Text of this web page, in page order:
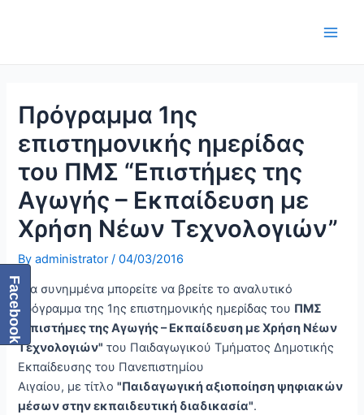
Πρόγραμμα 1ης
επιστημονικής ημερίδας
του ΠΜΣ “Επιστήμες της
Αγωγής – Εκπαίδευση με
Χρήση Νέων Τεχνολογιών”
Byadministrator/04/03/2016
Στα συνημμένα μπορείτε να βρείτε το αναλυτικό
πρόγραμμα της 1ης επιστημονικής ημερίδας του ΠΜΣ
"Επιστήμες της Αγωγής – Εκπαίδευση με Χρήση Νέων
Τεχνολογιών" του Παιδαγωγικού Τμήματος Δημοτικής
Εκπαίδευσης του Πανεπιστημίου
Αιγαίου, με τίτλο"Παιδαγωγική αξιοποίηση ψηφιακών
μέσων στην εκπαιδευτική διαδικασία".
Facebook